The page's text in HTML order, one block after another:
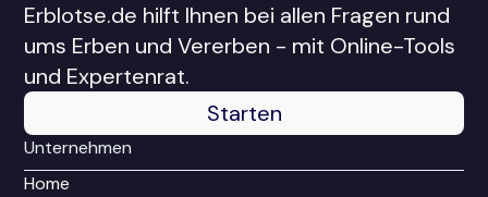
Erblotse.de hilft Ihnen bei allen Fragen rund
ums Erben und Vererben - mit Online-Tools
und Expertenrat.
Starten
Unternehmen
Home